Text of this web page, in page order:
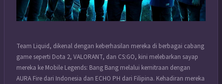
Team Liquid, dikenal dengan keberhasilan mereka di berbagai cabang
game seperti Dota 2, VALORANT, dan CS:GO, kini melebarkan sayap
mereka ke Mobile Legends: Bang Bang melalui kemitraan dengan
AURA Fire dari Indonesia dan ECHO PH dari Filipina. Kehadiran mereka